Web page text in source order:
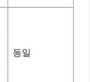
동일